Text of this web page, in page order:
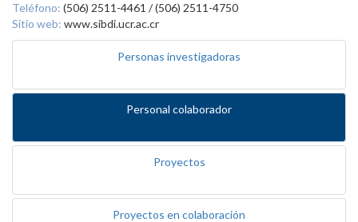
Teléfono: (506) 2511-4461 / (506) 2511-4750
Sitio web: www.sibdi.ucr.ac.cr
Personas investigadoras
Personal colaborador
Proyectos
Proyectos en colaboración